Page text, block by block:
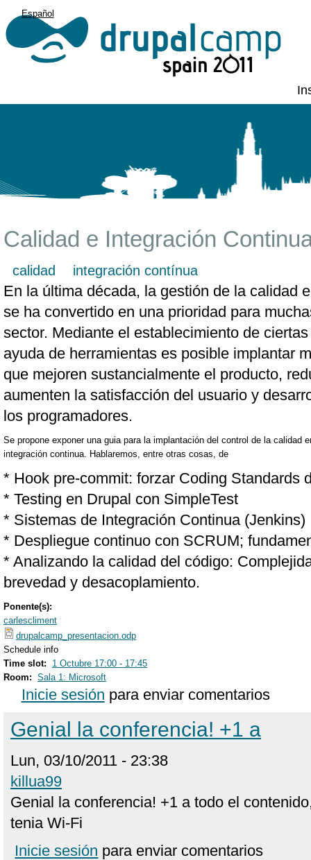
Español
English
Calidad e Integración
calidad integración contínua
En la última década, la gestión de la calidad
se ha convertido en una prioridad para
sector. Mediante el establecimiento de
ayuda de herramientas es posible implantar
que mejoren sustancialmente el producto,
aumenten la satisfacción del usuario y
los programadores.
Se propone exponer una guia para la implantación del control de la calidad
integración continua. Hablaremos, entre otras cosas, de
* Hook pre-commit: forzar Coding Standards
* Testing en Drupal con SimpleTest
* Sistemas de Integración Continua (Jenkins)
* Despliegue continuo con SCRUM;
* Analizando la calidad del código:
brevedad y desacoplamiento.
Ponente(s):
carlescliment
drupalcamp_presentacion.odp
Schedule info
Time slot: 1 Octubre 17:00 - 17:45
Room: Sala 1: Microsoft
Inicie sesión para enviar comentarios
Genial la conferencia! +1 a
Lun, 03/10/2011 - 23:38
killua99
Genial la conferencia! +1 a todo el
tenia Wi-Fi
Inicie sesión para enviar comentarios